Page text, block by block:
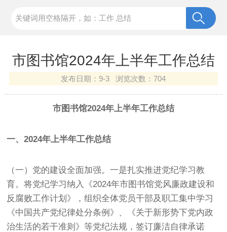
市图书馆2024年上半年工作总结
发布日期： 9-3 浏览次数：704
市图书馆2024年上半年工作总结
一、2024年上半年工作总结
（一）党的建设全面加强。一是扎实推进党纪学习教
育。将党纪学习纳入《2024年市图书馆党风廉政建设和
反腐败工作计划》，组织全体党员干部及职工集中学习
《中国共产党纪律处分条例》、《关于新形势下党内政
治生活的若干准则》等党纪法规，签订廉洁自律承诺